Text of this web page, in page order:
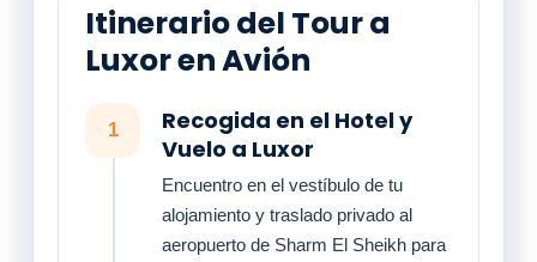
Itinerario del Tour a
Luxor en Avión
1
Recogida en el Hotel y
Vuelo a Luxor
Encuentro en el vestíbulo de tu
alojamiento y traslado privado al
aeropuerto de Sharm El Sheikh para